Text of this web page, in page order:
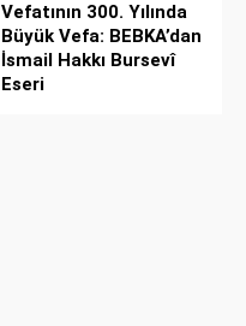
Vefatının 300. Yılında
Büyük Vefa: BEBKA’dan
İsmail Hakkı Bursevî
Eseri